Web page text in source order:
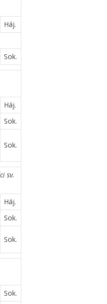
Háj.
Sok.
Háj.
Sok.
Sok.
sv.
Háj.
Sok.
Sok.
Sok.